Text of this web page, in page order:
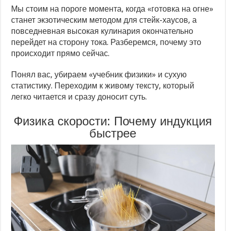
Мы стоим на пороге момента, когда «готовка на огне»
станет экзотическим методом для стейк-хаусов, а
повседневная высокая кулинария окончательно
перейдет на сторону тока. Разберемся, почему это
происходит прямо сейчас.
Понял вас, убираем «учебник физики» и сухую
статистику. Переходим к живому тексту, который
легко читается и сразу доносит суть.
Физика скорости: Почему индукция
быстрее